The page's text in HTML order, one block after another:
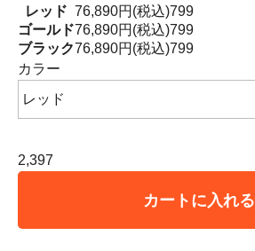
レッド 76,890円(税込)799
ゴールド76,890円(税込)799
ブラック76,890円(税込)799
カラー
2,397
カートに入れる